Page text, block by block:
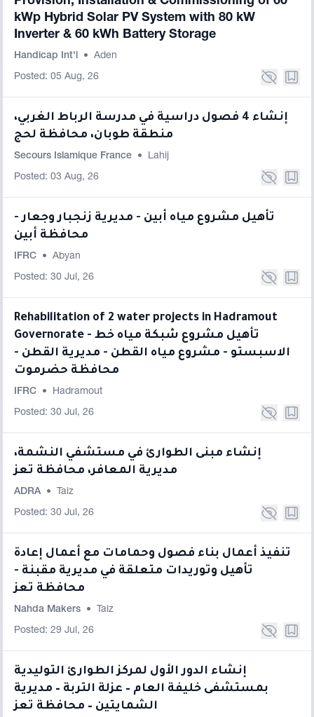
kWp Hybrid Solar PV System with 80 kW
Inverter & 60 kWh Battery Storage
Handicap Int'l • Aden
Posted: 05 Aug, 26
إنشاء 4 فصول دراسية في مدرسة الرباط الغربي،
منطقة طوبان، محافظة لحج
Secours Islamique France • Lahij
Posted: 03 Aug, 26
تأهيل مشروع مياه أبين - مديرية زنجبار وجعار -
محافظة أبين
IFRC • Abyan
Posted: 30 Jul, 26
Rehabilitation of 2 water projects in Hadramout
Governorate - تأهيل مشروع شبكة مياه خط
الاسبستو - مشروع مياه القطن - مديرية القطن -
محافظة حضرموت
IFRC • Hadramout
Posted: 30 Jul, 26
إنشاء مبنى الطوارئ في مستشفي النشمة،
مديرية المعافر، محافظة تعز
ADRA • Taiz
Posted: 30 Jul, 26
تنفيذ أعمال بناء فصول وحمامات مع أعمال إعادة
تأهيل وتوريدات متعلقة في مديرية مقبنة -
محافظة تعز
Nahda Makers • Taiz
Posted: 29 Jul, 26
إنشاء الدور الأول لمركز الطوارئ التوليدية
بمستشفى خليفة العام – عزلة التربة – مديرية
الشمايتين – محافظة تعز